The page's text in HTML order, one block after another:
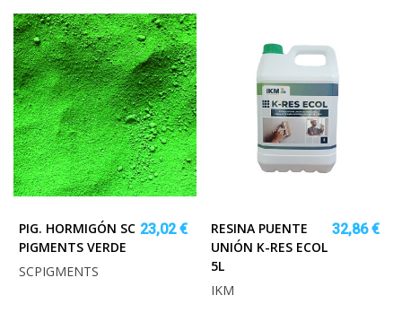
PIG. HORMIGÓN SC
PIGMENTS VERDE
23,02 €
SCPIGMENTS
RESINA PUENTE
UNIÓN K-RES ECOL
5L
32,86 €
IKM